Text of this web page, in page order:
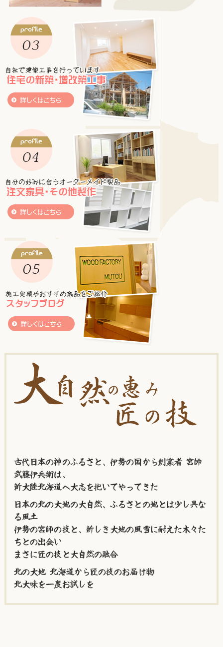
古代日本の神のふるさと、伊勢の国から創業者 宮師
武藤伊兵衛は、
新大陸北海道へ大志を抱いてやってきた
日本の北の大地の大自然、ふるさとの地とは少し異な
る風土
伊勢の宮師の技と、新しき大地の風雪に耐えた木々た
ちとの出会い
まさに匠の技と大自然の融合
北の大地 北海道から匠の技のお届け物
北大味を一度お試しを